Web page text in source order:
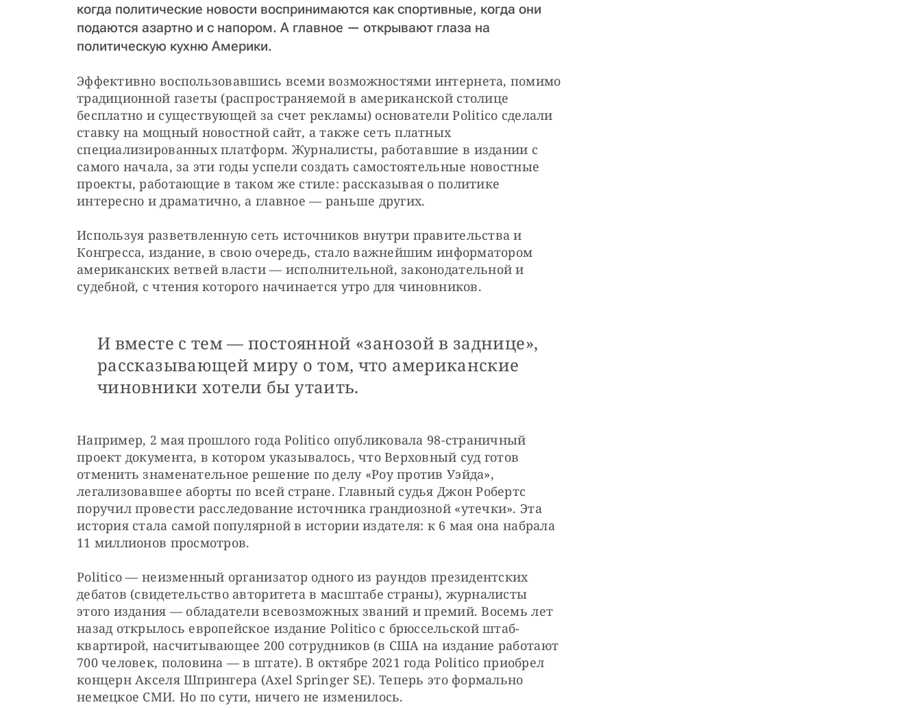
когда политические новости воспринимаются как спортивные, когда они
подаются азартно и с напором. А главное — открывают глаза на
политическую кухню Америки.
Эффективно воспользовавшись всеми возможностями интернета, помимо
традиционной газеты (распространяемой в американской столице
бесплатно и существующей за счет рекламы) основатели Politico сделали
ставку на мощный новостной сайт, а также сеть платных
специализированных платформ. Журналисты, работавшие в издании с
самого начала, за эти годы успели создать самостоятельные новостные
проекты, работающие в таком же стиле: рассказывая о политике
интересно и драматично, а главное — раньше других.
Используя разветвленную сеть источников внутри правительства и
Конгресса, издание, в свою очередь, стало важнейшим информатором
американских ветвей власти — исполнительной, законодательной и
судебной, с чтения которого начинается утро для чиновников.
И вместе с тем — постоянной «занозой в заднице»,
рассказывающей миру о том, что американские
чиновники хотели бы утаить.
Например, 2 мая прошлого года Politico опубликовала 98-страничный
проект документа, в котором указывалось, что Верховный суд готов
отменить знаменательное решение по делу «Роу против Уэйда»,
легализовавшее аборты по всей стране. Главный судья Джон Робертс
поручил провести расследование источника грандиозной «утечки». Эта
история стала самой популярной в истории издателя: к 6 мая она набрала
11 миллионов просмотров.
Politico — неизменный организатор одного из раундов президентских
дебатов (свидетельство авторитета в масштабе страны), журналисты
этого издания — обладатели всевозможных званий и премий. Восемь лет
назад открылось европейское издание Politico с брюссельской штаб-
квартирой, насчитывающее 200 сотрудников (в США на издание работают
700 человек, половина — в штате). В октябре 2021 года Politico приобрел
концерн Акселя Шпрингера (Axel Springer SE). Теперь это формально
немецкое СМИ. Но по сути, ничего не изменилось.